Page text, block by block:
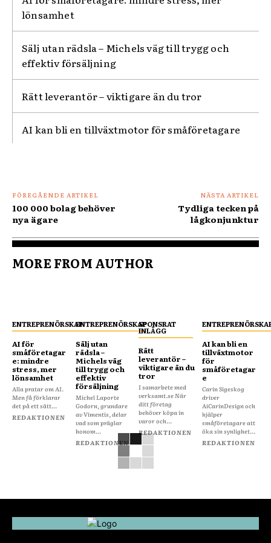
lönsamhet
Sälj utan rädsla – Michels väg till trygg och
effektiv försäljning
Rätt leverantör – viktigare än du tror
AI kan bli en tillväxtmotor för småföretagare
FÖREGÅENDE ARTIKEL
100 000 bolag behöver
nya ägare
NÄSTA ARTIKEL
Tydliga tecken på
lågkonjunktur
MORE FROM AUTHOR
ENTREPRENÖRSKAP
AI för
småföretagar
e: mindre
stress, mer
lönsamhet
Alla pratar om AI.
Men få förklarar
det på ett sätt...
REDAKTIONEN
ENTREPRENÖRSKAP
Sälj utan
rädsla –
Michels väg
till trygg och
effektiv
försäljning
Michel Laporte
Godorn, grundare
av Vimentis, delar
vad som präglar
honom...
REDAKTIONEN
SPONSRAT
INLÄGG
Rätt
leverantör –
viktigare än du
tror
I samarbete med
verksamt.se När
ditt företag
behöver köpa in
varor och...
REDAKTIONEN
AI kan bli en
tillväxtmotor
för
småföretagar
e
Carin Sigeskog
driver
AiCarinDesign och
hjälper
småföretagare att
öka sin synlighet...
REDAKTIONEN